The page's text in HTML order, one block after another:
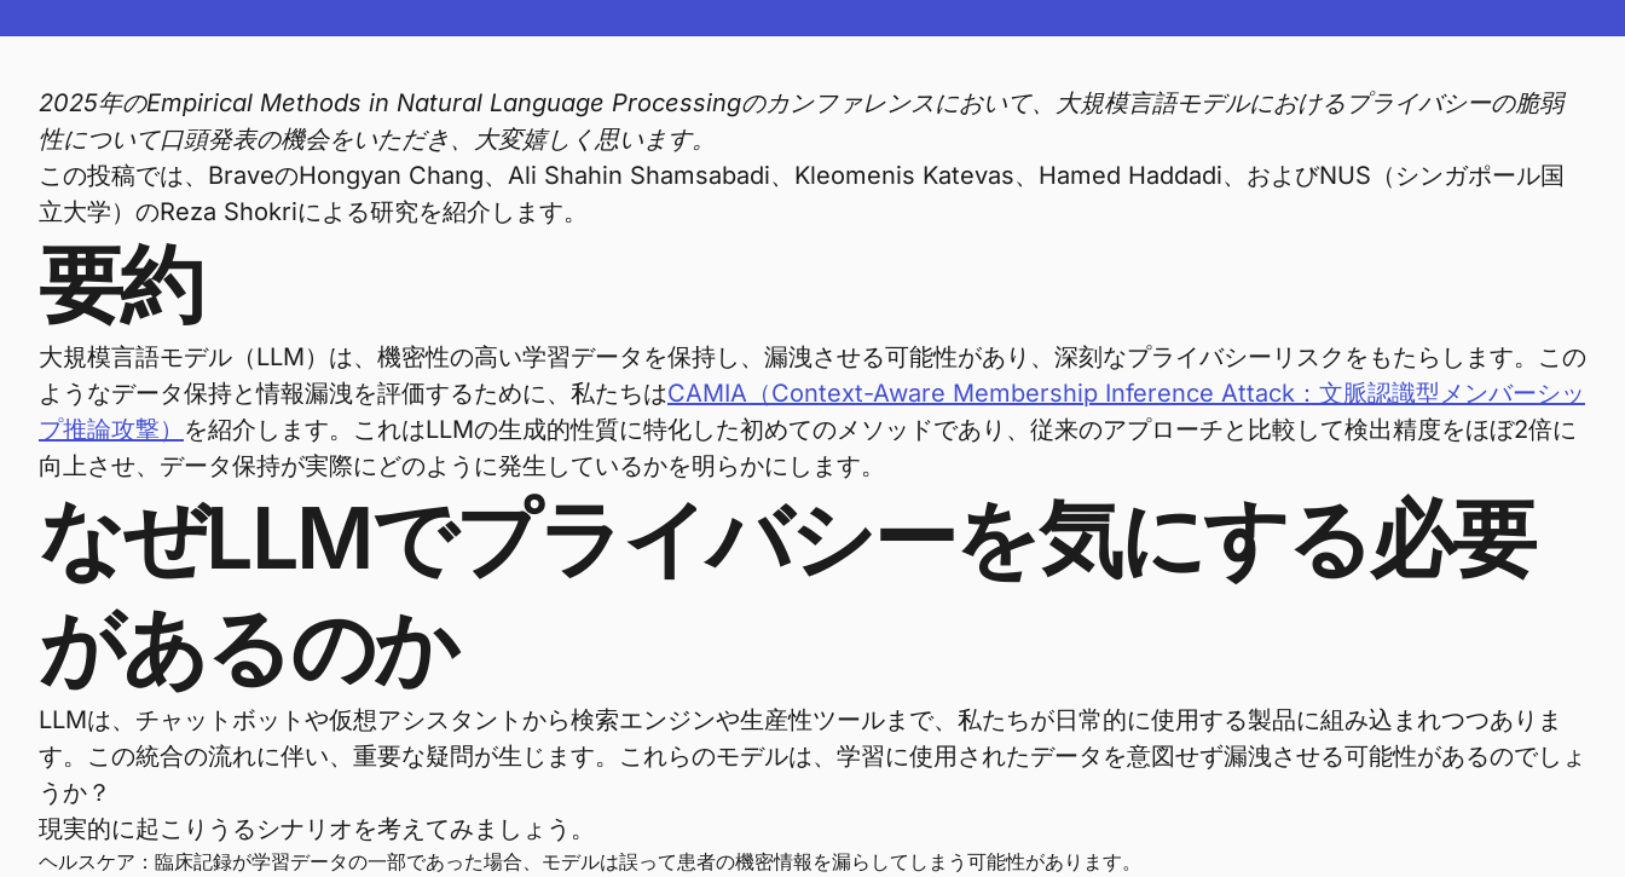
2025年のEmpirical Methods in Natural Language Processingのカンファレンスにおいて、大規模言語モデルにおけるプライバシーの脆弱
性について口頭発表の機会をいただき、大変嬉しく思います。
この投稿では、BraveのHongyan Chang、Ali Shahin Shamsabadi、Kleomenis Katevas、Hamed Haddadi、およびNUS（シンガポール国
立大学）のReza Shokriによる研究を紹介します。
要約
大規模言語モデル（LLM）は、機密性の高い学習データを保持し、漏洩させる可能性があり、深刻なプライバシーリスクをもたらします。この
ようなデータ保持と情報漏洩を評価するために、私たちはCAMIA（Context-Aware Membership Inference Attack：文脈認識型メンバーシッ
プ推論攻撃） を紹介します。これはLLMの生成的性質に特化した初めてのメソッドであり、従来のアプローチと比較して検出精度をほぼ2倍に
向上させ、データ保持が実際にどのように発生しているかを明らかにします。
なぜLLMでプライバシーを気にする必要
があるのか
LLMは、チャットボットや仮想アシスタントから検索エンジンや生産性ツールまで、私たちが日常的に使用する製品に組み込まれつつありま
す。この統合の流れに伴い、重要な疑問が生じます。これらのモデルは、学習に使用されたデータを意図せず漏洩させる可能性があるのでしょ
うか？
現実的に起こりうるシナリオを考えてみましょう。
ヘルスケア：臨床記録が学習データの一部であった場合、モデルは誤って患者の機密情報を漏らしてしまう可能性があります。